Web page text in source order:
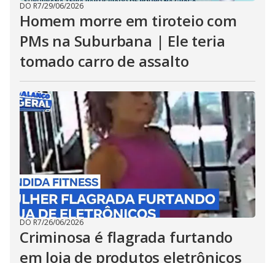
DO R7/29/06/2026
Homem morre em tiroteio com
PMs na Suburbana | Ele teria
tomado carro de assalto
DO R7/26/06/2026
Criminosa é flagrada furtando
em loja de produtos eletrônicos